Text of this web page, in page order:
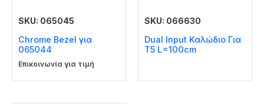
SKU: 065045
Chrome Bezel για
065044
Επικοινωνία για τιμή
SKU: 066630
Dual Input Καλώδιο Για
T5 L=100cm